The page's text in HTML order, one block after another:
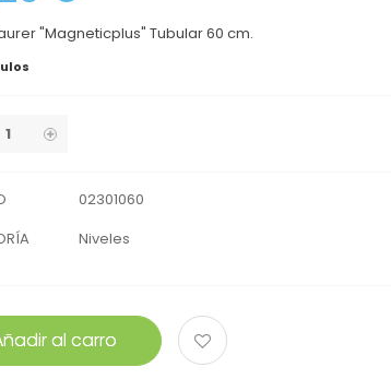
"Magneticplus" Tubular 60 cm.
02301060
Niveles
al carro